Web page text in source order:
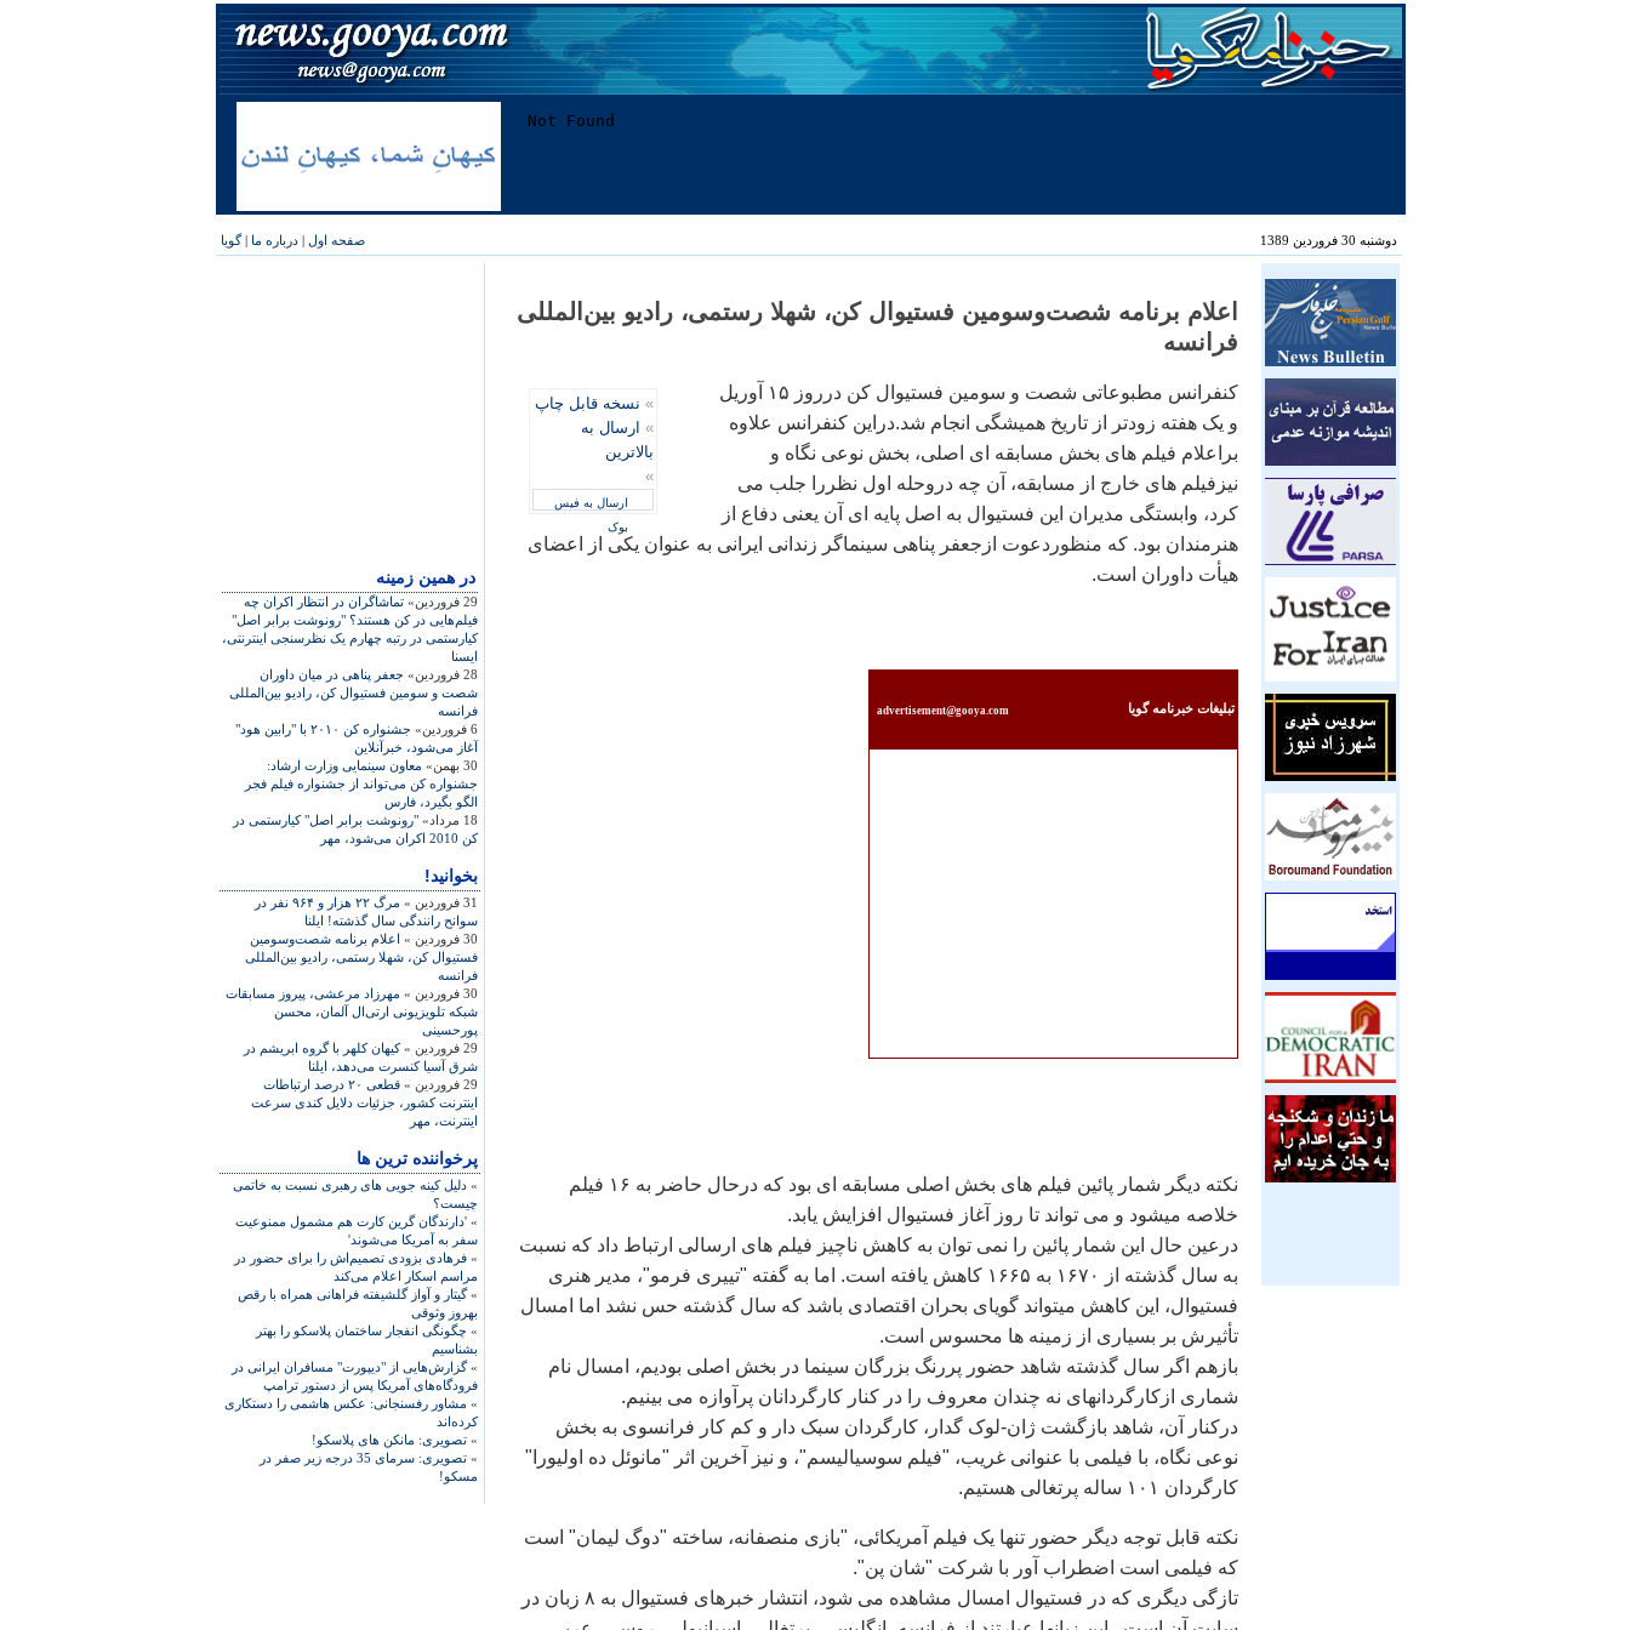
دوشنبه 30 فروردین 1389 صفحه اول | درباره ما |گویا
در همين زمينه
29 فروردین»
تماشاگران در انتظار اکران چه
فيلم‌هايی در کن هستند؟ "رونوشت برابر اصل"
کيارستمی در رتبه چهارم يک نظرسنجی اينترنتی،
ايسنا
28 فروردین»
جعفر پناهی در ميان داوران
شصت و سومين فستيوال کن، راديو بين‌المللی
فرانسه
6 فروردین»
جشنواره کن ۲۰۱۰ با "رابين هود"
آغاز می‌شود، خبرآنلاين
30 بهمن»
معاون سینمایی وزارت ارشاد:
جشنواره کن می‌تواند از جشنواره فیلم فجر
الگو بگیرد، فارس
18 مرداد»
"رونوشت برابر اصل" کیارستمی در
کن 2010 اکران می‌شود، مهر
بخوانید!
31 فروردین »
مرگ ۲۲ هزار و ۹۶۴ نفر در
سوانح رانندگی سال گذشته! ايلنا
30 فروردین »
اعلام برنامه شصت‌وسومين
فستيوال کن، شهلا رستمی، راديو بين‌المللی
فرانسه
30 فروردین »
مهرزاد مرعشی، پيروز مسابقات
شبکه تلويزيونی ارتی‌ال آلمان، محسن
پورحسينی
29 فروردین »
کيهان کلهر با گروه ابريشم در
شرق آسيا کنسرت می‌دهد، ايلنا
29 فروردین »
قطعی ۲۰ درصد ارتباطات
اينترنت کشور، جزئيات دلايل کندی سرعت
اينترنت، مهر
پرخواننده ترین ها
» دلیل کینه جویی های رهبری نسبت به خاتمی
چیست؟
» 'دارندگان گرین کارت هم مشمول ممنوعیت
سفر به آمریکا می‌شوند'
» فرهادی بزودی تصمیم‌اش را برای حضور در
مراسم اسکار اعلام می‌کند
»گیتار و آواز گلشیفته فراهانی همراه با رقص
بهروز وثوقی
» چگونگی انفجار ساختمان پلاسکو را بهتر
بشناسیم
»گزارش‌هایی از "دیپورت" مسافران ایرانی در
فرودگاه‌های آمریکا پس از دستور ترامپ
» مشاور رفسنجانی: عکس هاشمی را دستکاری
کرده‌اند
» تصویری: مانکن های پلاسکو!
»
تصویری: سرمای 35 درجه زیر صفر در
مسکو!
اعلام برنامه شصت‌وسومين فستيوال کن، شهلا رستمی، راديو بين‌المللی
فرانسه
» نسخه قابل چاپ
» ارسال به
بالاترین
»
ارسال به فیس
بوک
کنفرانس مطبوعاتی شصت و سومين فستيوال کن درروز ۱۵ آوريل
و يک هفته زودتر از تاريخ هميشگی انجام شد.دراين کنفرانس علاوه
براعلام فيلم های بخش مسابقه ای اصلی، بخش نوعی نگاه و
نيزفيلم های خارج از مسابقه، آن چه دروحله اول نظررا جلب می
کرد، وابستگی مديران اين فستيوال به اصل پايه ای آن يعنی دفاع از
هنرمندان بود. که منظوردعوت ازجعفر پناهی سينماگر زندانی ايرانی به عنوان يکی از اعضای
هیأت داوران است.
تبليغات خبرنامه گويا advertisement@gooya.com
نکته ديگر شمار پائين فيلم های بخش اصلی مسابقه ای بود که درحال حاضر به ۱۶ فيلم
خلاصه ميشود و می تواند تا روز آغاز فستيوال افزايش يابد.
درعين حال اين شمار پائين را نمی توان به کاهش ناچيز فيلم های ارسالی ارتباط داد که نسبت
به سال گذشته از ۱۶۷۰ به ۱۶۶۵ کاهش يافته است. اما به گفته "تييری فرمو"، مدير هنری
فستيوال، اين کاهش ميتواند گويای بحران اقتصادی باشد که سال گذشته حس نشد اما امسال
تأثيرش بر بسياری از زمينه ها محسوس است.
بازهم اگر سال گذشته شاهد حضور پررنگ بزرگان سينما در بخش اصلی بوديم، امسال نام
شماری ازکارگردانهای نه چندان معروف را در کنار کارگردانان پرآوازه می بينيم.
درکنار آن، شاهد بازگشت ژان-لوک گدار، کارگردان سبک دار و کم کار فرانسوی به بخش
نوعی نگاه، با فيلمی با عنوانی غريب، "فيلم سوسياليسم"، و نيز آخرين اثر "مانوئل ده اوليورا"
کارگردان ۱۰۱ ساله پرتغالی هستيم.
نکته قابل توجه ديگر حضور تنها يک فيلم آمريکائی، "بازی منصفانه، ساخته "دوگ ليمان" است
که فيلمی است اضطراب آور با شرکت "شان پن".
تازگی ديگری که در فستيوال امسال مشاهده می شود، انتشار خبرهای فستيوال به ۸ زبان در